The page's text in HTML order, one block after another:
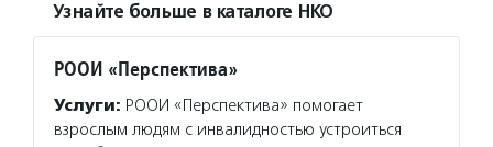
Узнайте больше в каталоге НКО
РООИ «Перспектива»
Услуги: РООИ «Перспектива» помогает
взрослым людям с инвалидностью устроиться